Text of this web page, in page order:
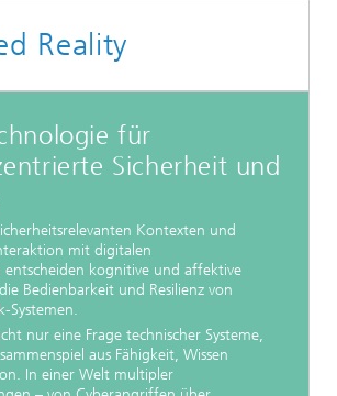
Reality
für
Sicherheit und
Kontexten und
mit digitalen
kognitive und affektive
Bedienbarkeit und Resilienz von
Systemen.
nur eine Frage technischer Systeme,
aus Fähigkeit, Wissen
In einer Welt multipler